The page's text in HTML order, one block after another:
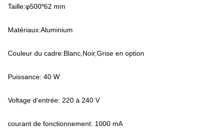
Taille:φ500*62 mm
Matériaux:Aluminium
Couleur du cadre:Blanc,Noir,Grise en option
Puissance: 40 W
Voltage d'entrée: 220 à 240 V
courant de fonctionnement: 1000 mA